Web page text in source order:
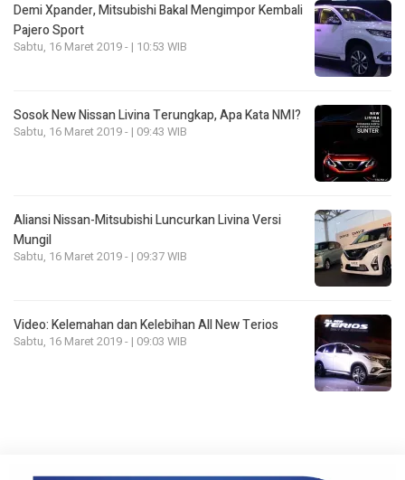
Demi Xpander, Mitsubishi Bakal Mengimpor Kembali
Pajero Sport
Sabtu, 16 Maret 2019 - | 10:53 WIB
Sosok New Nissan Livina Terungkap, Apa Kata NMI?
Sabtu, 16 Maret 2019 - | 09:43 WIB
Aliansi Nissan-Mitsubishi Luncurkan Livina Versi
Mungil
Sabtu, 16 Maret 2019 - | 09:37 WIB
Video: Kelemahan dan Kelebihan All New Terios
Sabtu, 16 Maret 2019 - | 09:03 WIB